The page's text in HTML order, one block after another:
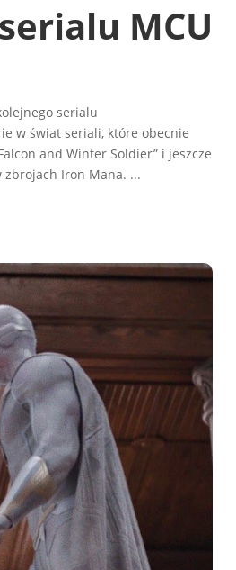
MCU
serialu
w świat seriali, które obecnie
and Winter Soldier” i jeszcze
zbrojach Iron Mana. ...